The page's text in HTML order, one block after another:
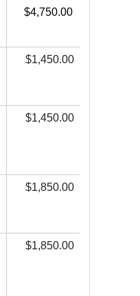
$4,750.00
$1,450.00
$1,450.00
$1,850.00
$1,850.00